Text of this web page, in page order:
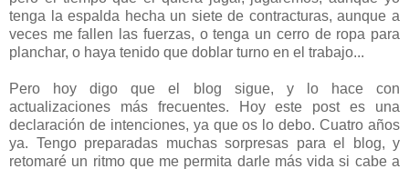
tenga la espalda hecha un siete de contracturas, aunque a
veces me fallen las fuerzas, o tenga un cerro de ropa para
planchar, o haya tenido que doblar turno en el trabajo...
Pero hoy digo que el blog sigue, y lo hace con
actualizaciones más frecuentes. Hoy este post es una
declaración de intenciones, ya que os lo debo. Cuatro años
ya. Tengo preparadas muchas sorpresas para el blog, y
retomaré un ritmo que me permita darle más vida si cabe a